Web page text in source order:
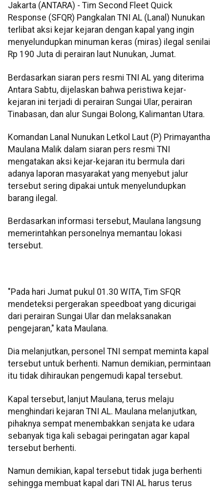
Jakarta (ANTARA) - Tim Second Fleet Quick
Response (SFQR) Pangkalan TNI AL (Lanal) Nunukan
terlibat aksi kejar kejaran dengan kapal yang ingin
menyelundupkan minuman keras (miras) ilegal senilai
Rp 190 Juta di perairan laut Nunukan, Jumat.
Berdasarkan siaran pers resmi TNI AL yang diterima
Antara Sabtu, dijelaskan bahwa peristiwa kejar-
kejaran ini terjadi di perairan Sungai Ular, perairan
Tinabasan, dan alur Sungai Bolong, Kalimantan Utara.
Komandan Lanal Nunukan Letkol Laut (P) Primayantha
Maulana Malik dalam siaran pers resmi TNI
mengatakan aksi kejar-kejaran itu bermula dari
adanya laporan masyarakat yang menyebut jalur
tersebut sering dipakai untuk menyelundupkan
barang ilegal.
Berdasarkan informasi tersebut, Maulana langsung
memerintahkan personelnya memantau lokasi
tersebut.
"Pada hari Jumat pukul 01.30 WITA, Tim SFQR
mendeteksi pergerakan speedboat yang dicurigai
dari perairan Sungai Ular dan melaksanakan
pengejaran," kata Maulana.
Dia melanjutkan, personel TNI sempat meminta kapal
tersebut untuk berhenti. Namun demikian, permintaan
itu tidak dihiraukan pengemudi kapal tersebut.
Kapal tersebut, lanjut Maulana, terus melaju
menghindari kejaran TNI AL. Maulana melanjutkan,
pihaknya sempat menembakkan senjata ke udara
sebanyak tiga kali sebagai peringatan agar kapal
tersebut berhenti.
Namun demikian, kapal tersebut tidak juga berhenti
sehingga membuat kapal dari TNI AL harus terus